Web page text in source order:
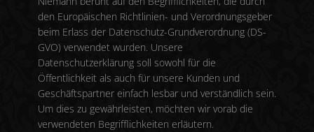
den Europäischen Richtlinien- und Verordnungsgeber
beim Erlass der Datenschutz-Grundverordnung (DS-
GVO) verwendet wurden. Unsere
Datenschutzerklärung soll sowohl für die
Öffentlichkeit als auch für unsere Kunden und
Geschäftspartner einfach lesbar und verständlich sein.
Um dies zu gewährleisten, möchten wir vorab die
verwendeten Begrifflichkeiten erläutern.